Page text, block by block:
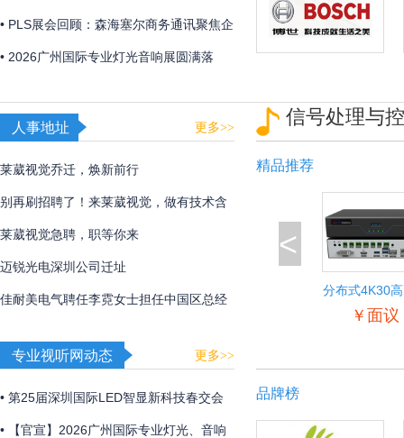
「视觉魔盒2026——光遇非遗」，带来非
遗文化与光影艺术的碰撞！
• PLS展会回顾：森海塞尔商务通讯聚焦企
业及教育解决方案
• 2026广州国际专业灯光音响展圆满落
核实力诠释极致声境
人事地址 更多>>
莱葳视觉乔迁，焕新前行
别再刷招聘了！来莱葳视觉，做有技术含
量的事
莱葳视觉急聘，职等你来
迈锐光电深圳公司迁址
佳耐美电气聘任李霓女士担任中国区总经
专业视听网动态 更多>>
• 第25届深圳国际LED智显新科技春交会
2026年初召开
• 【官宣】2026广州国际专业灯光、音响
信号处理与
精品推荐
<
分布式4K30
￥面议
品牌榜